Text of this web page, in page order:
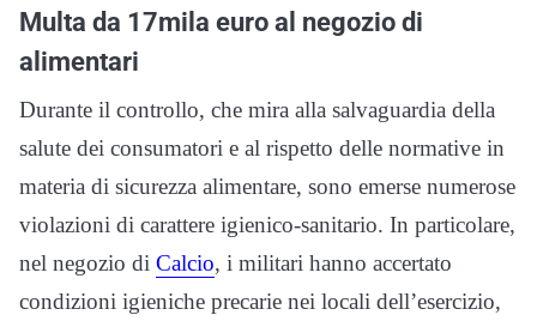
Multa da 17mila euro al negozio di
alimentari
Durante il controllo, che mira alla salvaguardia della
salute dei consumatori e al rispetto delle normative in
materia di sicurezza alimentare, sono emerse numerose
violazioni di carattere igienico-sanitario. In particolare,
nel negozio di Calcio, i militari hanno accertato
condizioni igieniche precarie nei locali dell’esercizio,